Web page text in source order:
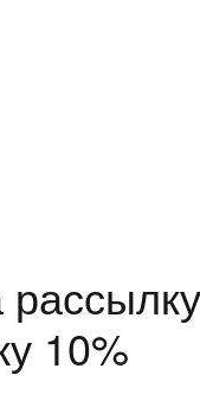
10%